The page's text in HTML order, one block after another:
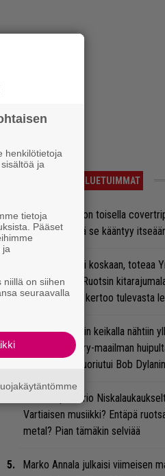
LUETUIMMAT
Arvio: Saimaa on toisella
suvereeni, että se kääntyy
Se on nyt tai ei koskaan, toteaa
Malmsteen – Ruotsin
uuden biisin ja kertoo tulevasta
Guns N’ Rosesin keikalla nähtiin
suoraan country-maailman
kokoonpano suoriutui Bob
Miten taipuu Trio
Vartiaisen musiikki? Entäpä
metal? Pian tämäkin selviää
Marko Annala julkaisi viimeisen
henkilötietoja
ja
tietoja
Pääset
ja
niillä on siihen
seuraavalla